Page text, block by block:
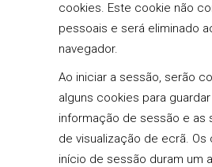
cookies. Este cookie não
pessoais e será eliminado
navegador.
Ao iniciar a sessão, serão
alguns cookies para guardar
informação de sessão e as
de visualização de ecrã. Os
início de sessão duram um